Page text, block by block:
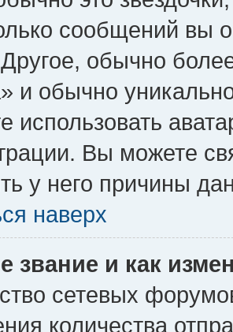
сообщений вы
обычно
и обычно
использовать
Вы можете
у него причины
наверх
звание и как
сетевых
количества